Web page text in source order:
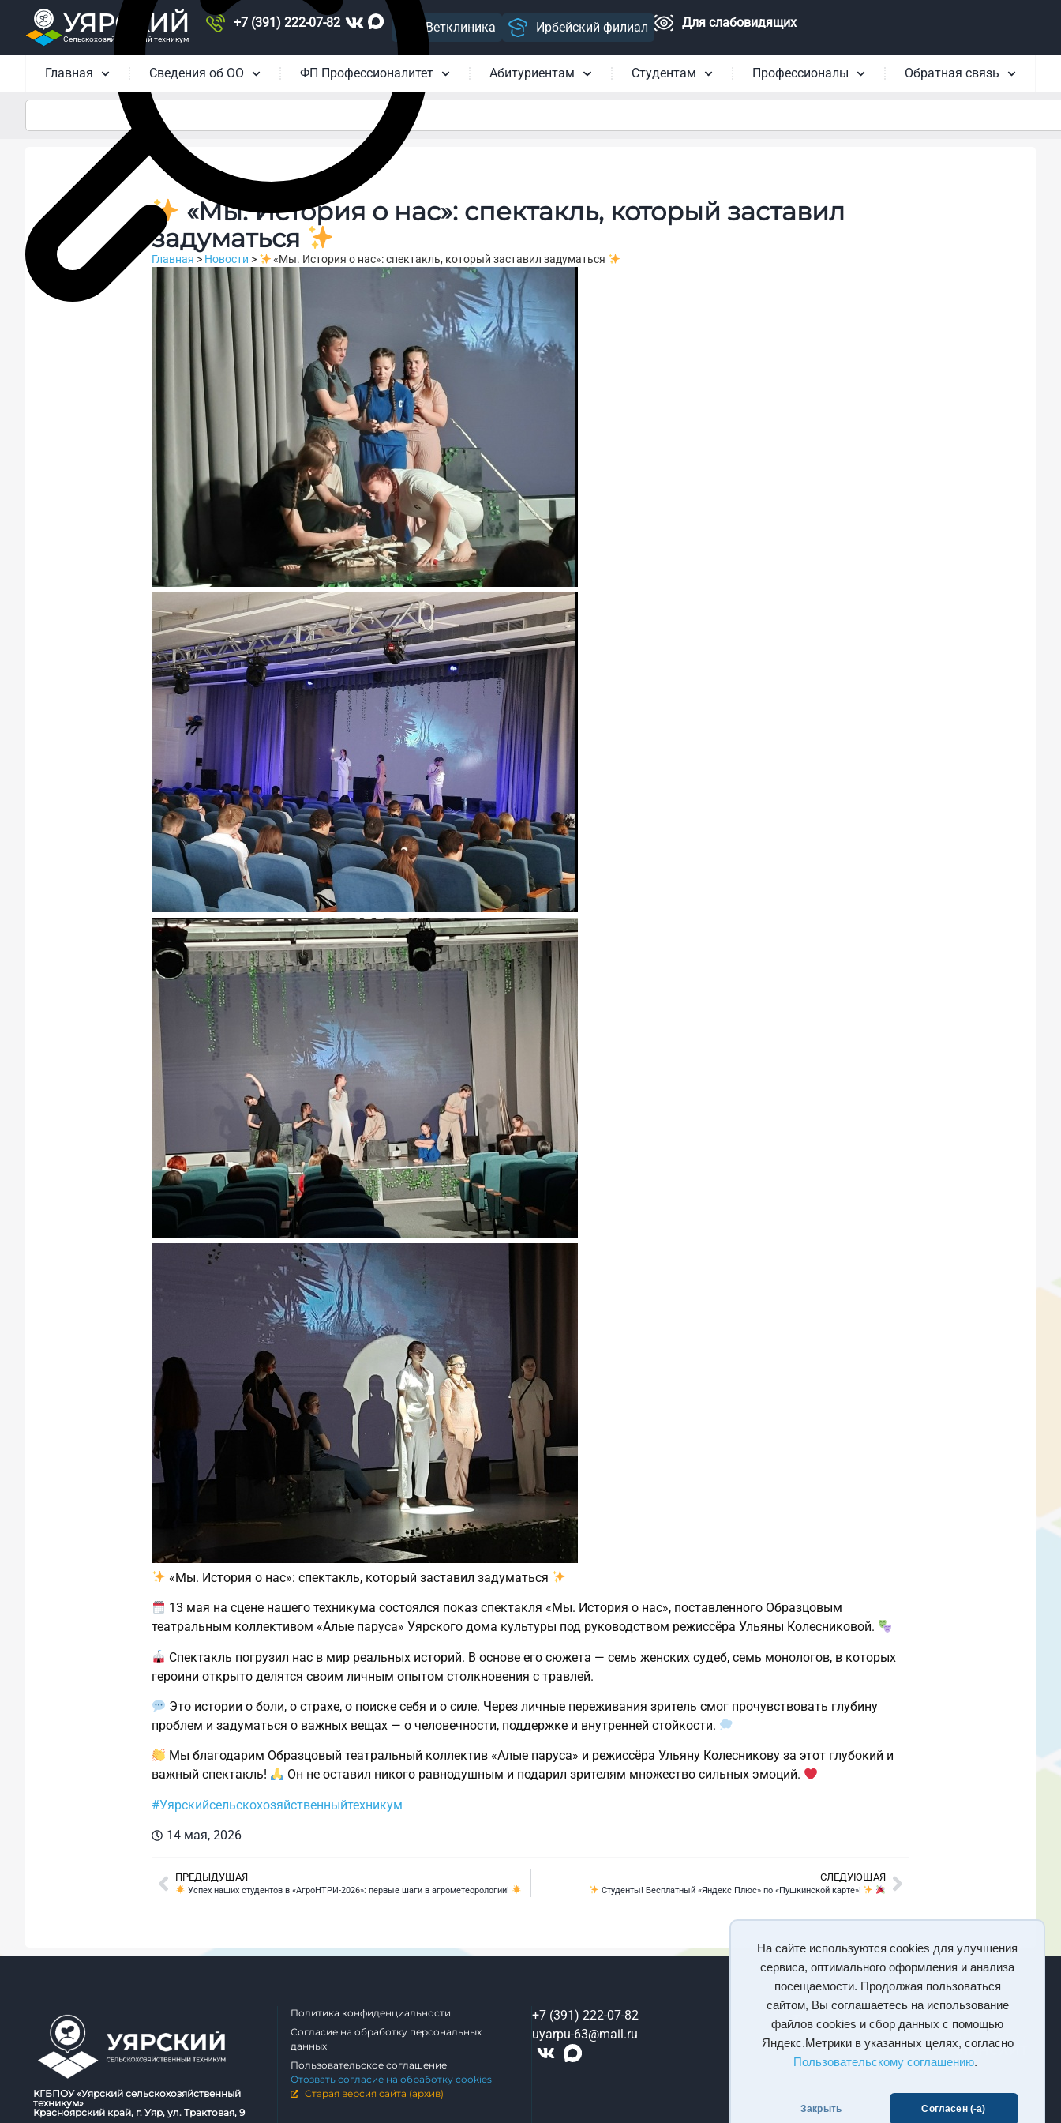
На сайте используются cookies для улучшения
сервиса, оптимального оформления и анализа
посещаемости. Продолжая пользоваться
сайтом, Вы соглашаетесь на использование
файлов cookies и сбор данных с помощью
Яндекс.Метрики в указанных целях, согласно
Пользовательскому соглашению.
Закрыть Согласен (-а)
УЯРСКИЙ
Сельскохозяйственный техникум
+7 (391) 222-07-82 Ветклиника Ирбейский филиал Для слабовидящих
Главная Сведения об ОО ФП Профессионалитет Абитуриентам Студентам Профессионалы Обратная связь
«Мы. История о нас»: спектакль, который заставил
задуматься
Главная > Новости > «Мы. История о нас»: спектакль, который заставил задуматься
«Мы. История о нас»: спектакль, который заставил задуматься
13 мая на сцене нашего техникума состоялся показ спектакля «Мы. История о нас», поставленного Образцовым
театральным коллективом «Алые паруса» Уярского дома культуры под руководством режиссёра Ульяны Колесниковой.
Спектакль погрузил нас в мир реальных историй. В основе его сюжета — семь женских судеб, семь монологов, в которых
героини открыто делятся своим личным опытом столкновения с травлей.
Это истории о боли, о страхе, о поиске себя и о силе. Через личные переживания зритель смог прочувствовать глубину
проблем и задуматься о важных вещах — о человечности, поддержке и внутренней стойкости.
Мы благодарим Образцовый театральный коллектив «Алые паруса» и режиссёра Ульяну Колесникову за этот глубокий и
важный спектакль!
Он не оставил никого равнодушным и подарил зрителям множество сильных эмоций.
#Уярскийсельскохозяйственныйтехникум
14 мая, 2026
ПРЕДЫДУЩАЯ
Успех наших студентов в «АгроНТРИ‑2026»: первые шаги в агрометеорологии!
СЛЕДУЮЩАЯ
Студенты! Бесплатный «Яндекс Плюс» по «Пушкинской карте»!
КГБПОУ «Уярский сельскохозяйственный
техникум»
Красноярский край, г. Уяр, ул. Трактовая, 9
Политика конфиденциальности
Согласие на обработку персональных
данных
Пользовательское соглашение
Отозвать согласие на обработку cookies
Старая версия сайта (архив)
+7 (391) 222-07-82
uyarpu-63@mail.ru